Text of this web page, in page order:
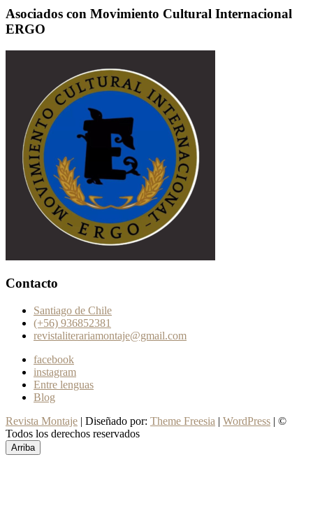
Asociados con Movimiento Cultural Internacional
ERGO
Contacto
Santiago de Chile
(+56) 936852381
revistaliterariamontaje@gmail.com
facebook
instagram
Entre lenguas
Blog
Revista Montaje | Diseñado por: Theme Freesia | WordPress | ©
Todos los derechos reservados
Arriba